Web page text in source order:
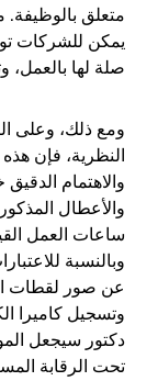
متعلق بالوظيفة.
يمكن للشركات
صلة لها بالعمل،
ومع ذلك، وعلى
النظرية، فإن
والاهتمام
والأعطال
ساعات العمل
وبالنسبة
عن صور لقطات
وتسجيل كاميرا
دكتور سيجعل
تحت الرقابة